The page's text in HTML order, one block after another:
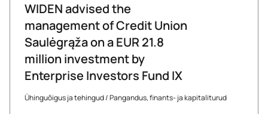
WIDEN advised the
management of Credit Union
Saulėgrąža on a EUR 21.8
million investment by
Enterprise Investors Fund IX
Ühinguõigus ja tehingud/Pangandus, finants- ja kapitaliturud